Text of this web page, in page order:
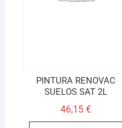
PINTURA RENOVAC
SUELOS SAT 2L
46,15 €